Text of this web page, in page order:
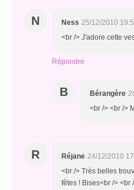
N Ness 25/12/2010
<br /> J'adore cette
Répondre
B Bérangère
<br /> <br />
R Réjane 24/12/2010
<br /> Très belles
fêtes ! Bises<br /> <br